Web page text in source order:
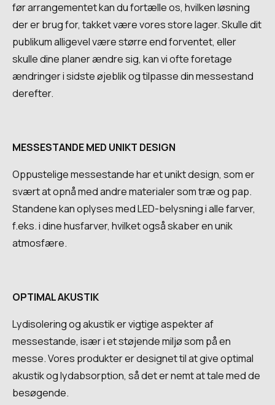
før arrangementet kan du fortælle os, hvilken løsning
der er brug for, takket være vores store lager. Skulle dit
publikum alligevel være større end forventet, eller
skulle dine planer ændre sig, kan vi ofte foretage
ændringer i sidste øjeblik og tilpasse din messestand
derefter.
MESSESTANDE MED UNIKT DESIGN
Oppustelige messestande har et unikt design, som er
svært at opnå med andre materialer som træ og pap.
Standene kan oplyses med LED-belysning i alle farver,
f.eks. i dine husfarver, hvilket også skaber en unik
atmosfære.
OPTIMAL AKUSTIK
Lydisolering og akustik er vigtige aspekter af
messestande, især i et støjende miljø som på en
messe. Vores produkter er designet til at give optimal
akustik og lydabsorption, så det er nemt at tale med de
besøgende.